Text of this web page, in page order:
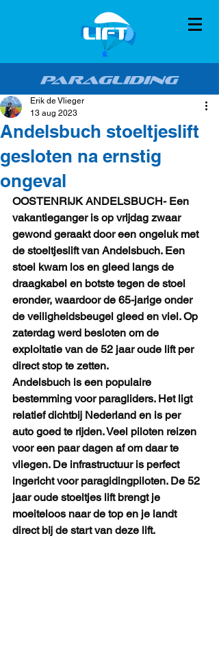
Andelsbuch stoeltjeslift
gesloten na ernstig
ongeval
Erik de Vlieger
13 aug 2023
OOSTENRIJK ANDELSBUCH- Een
vakantieganger is op vrijdag zwaar
gewond geraakt door een ongeluk met
de stoeltjeslift van Andelsbuch. Een
stoel kwam los en gleed langs de
draagkabel en botste tegen de stoel
eronder, waardoor de 65-jarige onder
de veiligheidsbeugel gleed en viel. Op
zaterdag werd besloten om de
exploitatie van de 52 jaar oude lift per
direct stop te zetten.
Andelsbuch is een populaire
bestemming voor paragliders. Het ligt
relatief dichtbij Nederland en is per
auto goed te rijden. Veel piloten reizen
voor een paar dagen af om daar te
vliegen. De infrastructuur is perfect
ingericht voor paragidingpiloten. De 52
jaar oude stoeltjes lift brengt je
moeiteloos naar de top en je landt
direct bij de start van deze lift.